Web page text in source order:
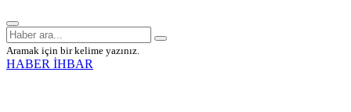
Aramak için bir kelime yazınız.
HABER İHBAR